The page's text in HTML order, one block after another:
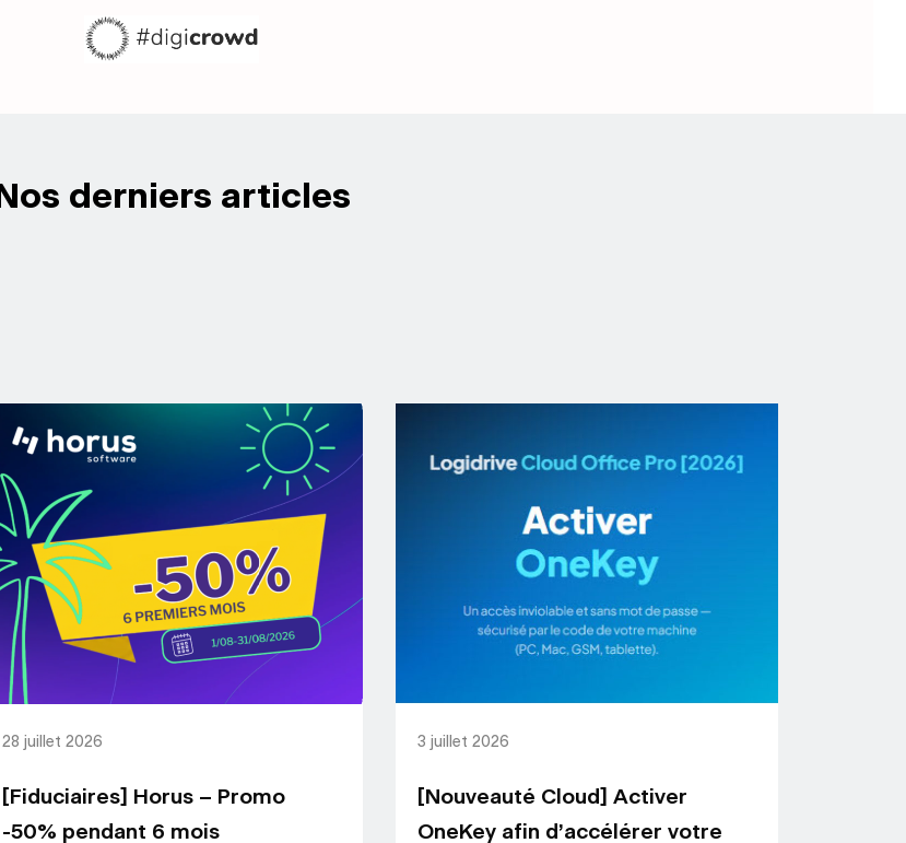
Nos derniers articles
[Fiduciaires] Horus – Promo
-50% pendant 6 mois
28 juillet 2026
[Nouveauté Cloud] Activer
OneKey afin d’accélérer votre
3 juillet 2026